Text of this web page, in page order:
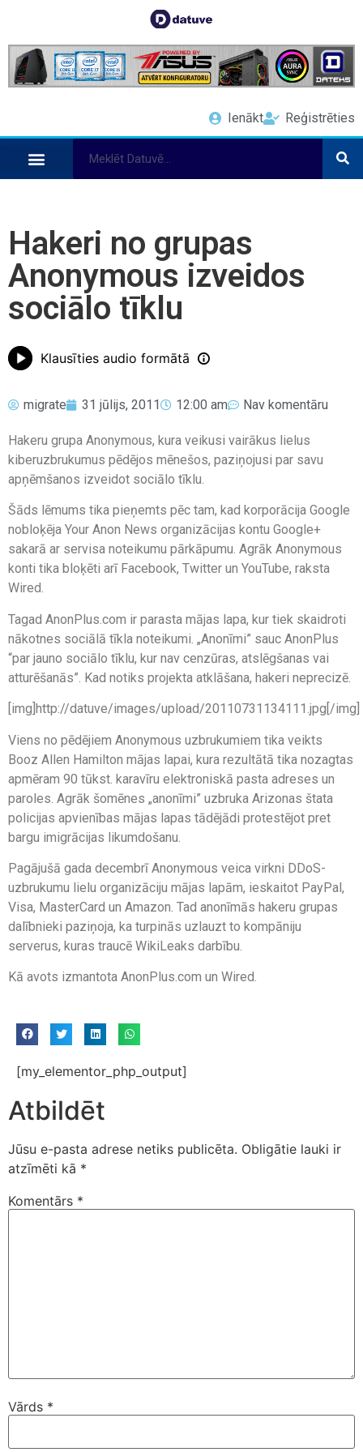
Ienākt Reģistrēties
Hakeri no grupas
Anonymous izveidos
sociālo tīklu
Klausīties audio formātā
migrate 31 jūlijs, 2011 12:00 am Nav komentāru
Hakeru grupa Anonymous, kura veikusi vairākus lielus
kiberuzbrukumus pēdējos mēnešos, paziņojusi par savu
apņēmšanos izveidot sociālo tīklu.
Šāds lēmums tika pieņemts pēc tam, kad korporācija Google
nobloķēja Your Anon News organizācijas kontu Google+
sakarā ar servisa noteikumu pārkāpumu. Agrāk Anonymous
konti tika bloķēti arī Facebook, Twitter un YouTube, raksta
Wired.
Tagad AnonPlus.com ir parasta mājas lapa, kur tiek skaidroti
nākotnes sociālā tīkla noteikumi. „Anonīmi” sauc AnonPlus
“par jauno sociālo tīklu, kur nav cenzūras, atslēgšanas vai
atturēšanās”. Kad notiks projekta atklāšana, hakeri neprecizē.
[img]http://datuve/images/upload/20110731134111.jpg[/img]
Viens no pēdējiem Anonymous uzbrukumiem tika veikts
Booz Allen Hamilton mājas lapai, kura rezultātā tika nozagtas
apmēram 90 tūkst. karavīru elektroniskā pasta adreses un
paroles. Agrāk šomēnes „anonīmi” uzbruka Arizonas štata
policijas apvienības mājas lapas tādējādi protestējot pret
bargu imigrācijas likumdošanu.
Pagājušā gada decembrī Anonymous veica virkni DDoS-
uzbrukumu lielu organizāciju mājas lapām, ieskaitot PayPal,
Visa, MasterCard un Amazon. Tad anonīmās hakeru grupas
dalībnieki paziņoja, ka turpinās uzlauzt to kompāniju
serverus, kuras traucē WikiLeaks darbību.
Kā avots izmantota AnonPlus.com un Wired.
[my_elementor_php_output]
Atbildēt
Jūsu e-pasta adrese netiks publicēta. Obligātie lauki ir
atzīmēti kā *
Komentārs *
Vārds *